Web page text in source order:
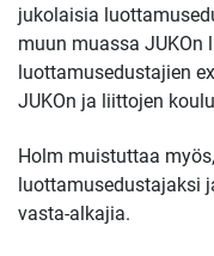
jukolaisia
muun muassa JUKOn
luottamusedustajien
JUKOn ja liittojen
Holm muistuttaa
luottamusedustajaksi
vasta-alkajia.